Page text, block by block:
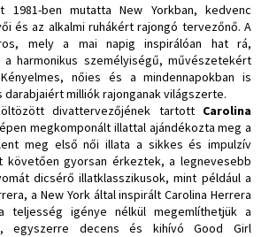
1981-ben mutatta New Yorkban, kedvenc
és az alkalmi ruhákért rajongó tervezőnő. A
mely a mai napig inspirálóan hat rá,
harmonikus személyiségű, művészetekért
nőies és a mindennapokban is
darabjaiért milliók rajonganak világszerte.
divattervezőjének tartott Carolina
megkomponált illattal ajándékozta meg a
meg első női illata a sikkes és impulzív
követően gyorsan érkeztek, a legnevesebb
dicsérő illatklasszikusok, mint például a
a New York által inspirált Carolina Herrera
teljesség igénye nélkül megemlíthetjük a
egyszerre decens és kihívó Good Girl